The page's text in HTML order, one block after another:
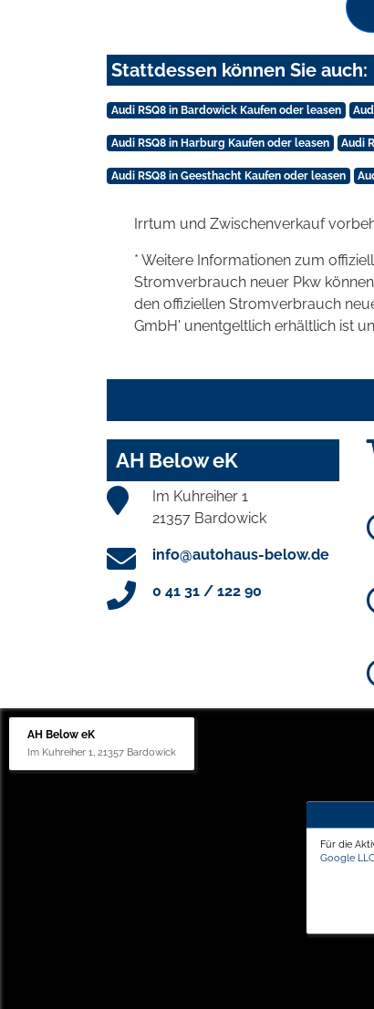
Stattdessen können Sie auch:
Audi RSQ8 in Bardowick Kaufen oder leasen
Audi RSQ8 in Harburg Kaufen oder leasen Audi
Audi RSQ8 in Geesthacht Kaufen oder leasen
Irrtum und Zwischenverkauf
* Weitere Informationen zum
Stromverbrauch neuer Pkw
den offiziellen Stromverbrauch
GmbH' unentgeltlich erhältlich ist
AH Below eK
Im Kuhreiher 1
21357 Bardowick
info@autohaus-below.de
0 41 31 / 122 90
AH Below eK
Im Kuhreiher 1, 21357 Bardowick
Für die
Google LLC